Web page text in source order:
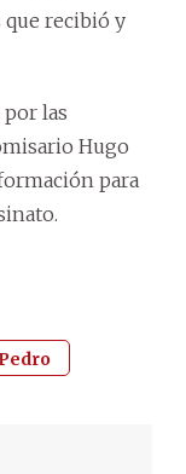
que recibió y
las
Hugo
para